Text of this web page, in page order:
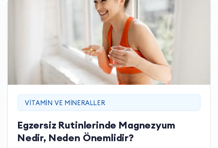
mineraldir. Hangi tabakta, hangi kasede,
hangi atıştırmalıkta çinko var? Cevap,
düşünüldüğünden çok daha geniş bir listede
VITAMIN VE MINERALLER
Egzersiz Rutinlerinde Magnezyum
Nedir, Neden Önemlidir?